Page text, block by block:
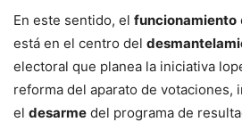
En este sentido, el funcionamiento
está en el centro del
electoral que planea la iniciativa
reforma del aparato de votaciones,
el desarme del programa de